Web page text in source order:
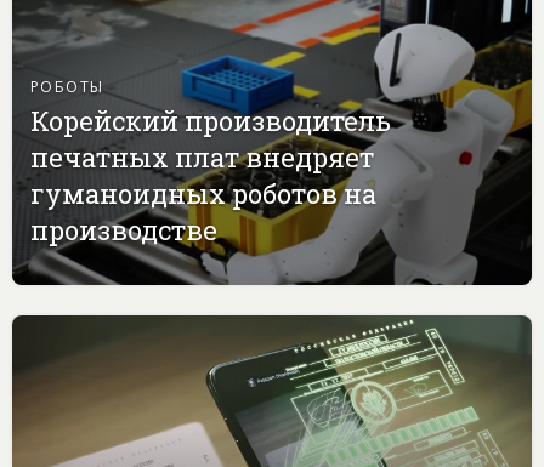
РОБОТЫ
Корейский производитель
печатных плат внедряет
гуманоидных роботов на
производстве